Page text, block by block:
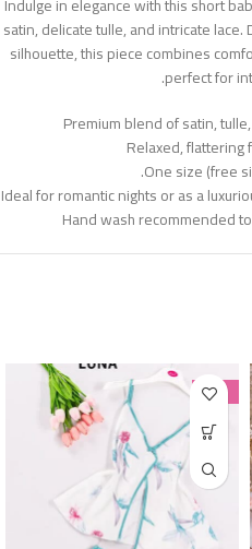
Indulge in elegance with this short
satin, delicate tulle, and intricate
silhouette, this piece combines
perfect for
Premium blend of satin,
Relaxed,
One size (free
Ideal for romantic nights or as a
Hand wash recommended
-38%